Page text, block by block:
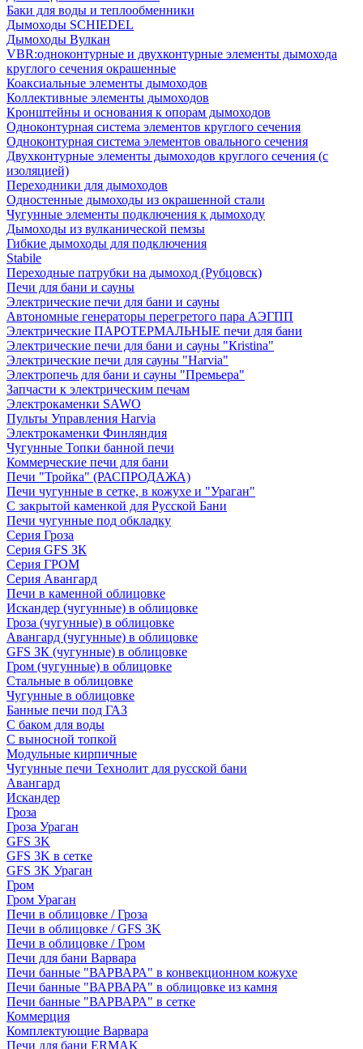
Баки для воды и теплообменники
Дымоходы SCHIEDEL
Дымоходы Вулкан
VBR:одноконтурные и двухконтурные элементы дымохода
круглого сечения окрашенные
Коаксиальные элементы дымоходов
Коллективные элементы дымоходов
Кронштейны и основания к опорам дымоходов
Одноконтурная система элементов круглого сечения
Одноконтурная система элементов овального сечения
Двухконтурные элементы дымоходов круглого сечения (с
изоляцией)
Переходники для дымоходов
Одностенные дымоходы из окрашенной стали
Чугунные элементы подключения к дымоходу
Дымоходы из вулканической пемзы
Гибкие дымоходы для подключения
Stabile
Переходные патрубки на дымоход (Рубцовск)
Печи для бани и сауны
Электрические печи для бани и сауны
Автономные генераторы перегретого пара АЭГПП
Электрические ПАРОТЕРМАЛЬНЫЕ печи для бани
Электрические печи для бани и сауны "Кristina"
Электрические печи для сауны "Harvia"
Электропечь для бани и сауны "Премьера"
Запчасти к электрическим печам
Электрокаменки SAWO
Пульты Управления Harvia
Электрокаменки Финляндия
Чугунные Топки банной печи
Коммерческие печи для бани
Печи "Тройка" (РАСПРОДАЖА)
Печи чугунные в сетке, в кожухе и "Ураган"
С закрытой каменкой для Русской Бани
Печи чугунные под обкладку
Серия Гроза
Серия GFS ЗК
Серия ГРОМ
Серия Авангард
Печи в каменной облицовке
Искандер (чугунные) в облицовке
Гроза (чугунные) в облицовке
Авангард (чугунные) в облицовке
GFS ЗК (чугунные) в облицовке
Гром (чугунные) в облицовке
Стальные в облицовке
Чугунные в облицовке
Банные печи под ГАЗ
С баком для воды
С выносной топкой
Модульные кирпичные
Чугунные печи Технолит для русской бани
Авангард
Искандер
Гроза
Гроза Ураган
GFS 3K
GFS 3K в сетке
GFS 3K Ураган
Гром
Гром Ураган
Печи в облицовке / Гроза
Печи в облицовке / GFS 3K
Печи в облицовке / Гром
Печи для бани Варвара
Печи банные "ВАРВАРА" в конвекционном кожухе
Печи банные "ВАРВАРА" в облицовке из камня
Печи банные "ВАРВАРА" в сетке
Коммерция
Комплектующие Варвара
Печи для бани ERMAK